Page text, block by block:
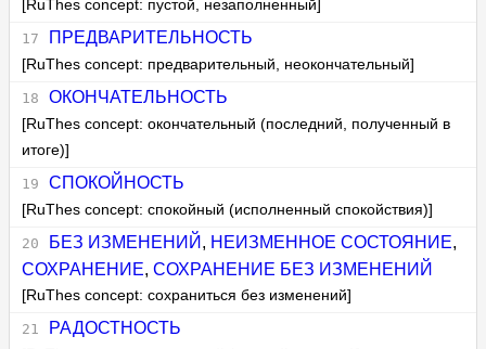
[RuThes concept: пустой, незаполненный]
ПРЕДВАРИТЕЛЬНОСТЬ
[RuThes concept: предварительный, неокончательный]
ОКОНЧАТЕЛЬНОСТЬ
[RuThes concept: окончательный (последний, полученный в
итоге)]
СПОКОЙНОСТЬ
[RuThes concept: спокойный (исполненный спокойствия)]
БЕЗ ИЗМЕНЕНИЙ , НЕИЗМЕННОЕ СОСТОЯНИЕ,
СОХРАНЕНИЕ,СОХРАНЕНИЕ БЕЗ ИЗМЕНЕНИЙ
[RuThes concept: сохраниться без изменений]
РАДОСТНОСТЬ